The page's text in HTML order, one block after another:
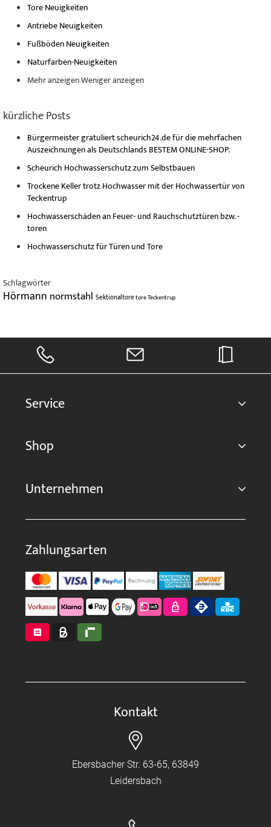
Tore Neuigkeiten
Antriebe Neuigkeiten
Fußböden Neuigkeiten
Naturfarben-Neuigkeiten
Mehr anzeigenWeniger anzeigen
kürzliche Posts
Bürgermeister gratuliert scheurich24.de für die mehrfachen
Auszeichnungen als Deutschlands BESTEM ONLINE-SHOP.
Scheurich Hochwasserschutz zum Selbstbauen
Trockene Keller trotz Hochwasser mit der Hochwassertür von
Teckentrup
Hochwasserschäden an Feuer- und Rauchschutztüren bzw. -
toren
Hochwasserschutz für Türen und Tore
Schlagwörter
Hörmann normstahl SektionaltoretoreTeckentrup
Service
Shop
Unternehmen
Zahlungsarten
Kontakt
Ebersbacher Str. 63-65, 63849
Leidersbach